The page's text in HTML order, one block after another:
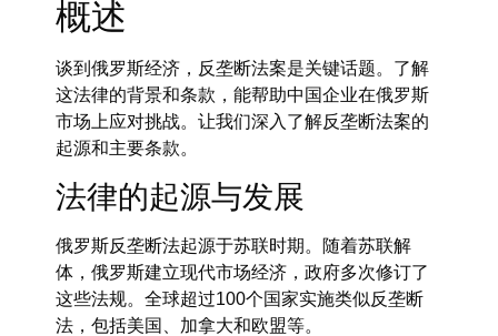
概述
谈到俄罗斯经济，反垄断法案是关键话题。了解
这法律的背景和条款，能帮助中国企业在俄罗斯
市场上应对挑战。让我们深入了解反垄断法案的
起源和主要条款。
法律的起源与发展
俄罗斯反垄断法起源于苏联时期。随着苏联解
体，俄罗斯建立现代市场经济，政府多次修订了
这些法规。全球超过100个国家实施类似反垄断
法，包括美国、加拿大和欧盟等。